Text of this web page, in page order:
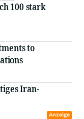
100 stark
to
Iran-
Anzeige